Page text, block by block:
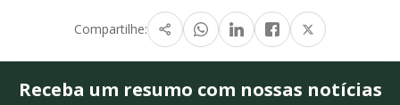
Compartilhe:
Receba um resumo com nossas notícias